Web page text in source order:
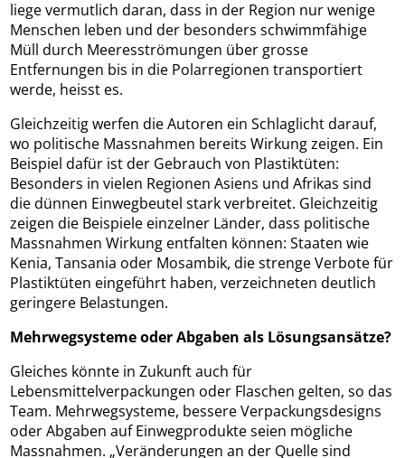
liege vermutlich daran, dass in der Region nur wenige
Menschen leben und der besonders schwimmfähige
Müll durch Meeresströmungen über grosse
Entfernungen bis in die Polarregionen transportiert
werde, heisst es.
Gleichzeitig werfen die Autoren ein Schlaglicht darauf,
wo politische Massnahmen bereits Wirkung zeigen. Ein
Beispiel dafür ist der Gebrauch von Plastiktüten:
Besonders in vielen Regionen Asiens und Afrikas sind
die dünnen Einwegbeutel stark verbreitet. Gleichzeitig
zeigen die Beispiele einzelner Länder, dass politische
Massnahmen Wirkung entfalten können: Staaten wie
Kenia, Tansania oder Mosambik, die strenge Verbote für
Plastiktüten eingeführt haben, verzeichneten deutlich
geringere Belastungen.
Mehrwegsysteme oder Abgaben als Lösungsansätze?
Gleiches könnte in Zukunft auch für
Lebensmittelverpackungen oder Flaschen gelten, so das
Team. Mehrwegsysteme, bessere Verpackungsdesigns
oder Abgaben auf Einwegprodukte seien mögliche
Massnahmen. „Veränderungen an der Quelle sind